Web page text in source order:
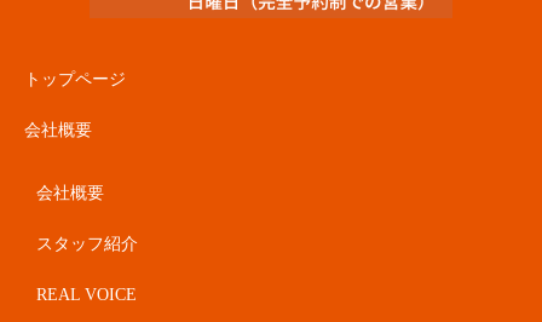
トップページ
会社概要
会社概要
スタッフ紹介
REAL VOICE